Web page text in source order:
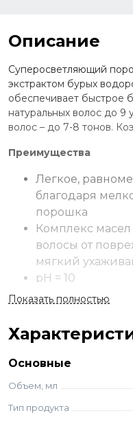
Описание
Суперосветляющий
экстрактом бурых
обеспечивает быстрое
натуральных волос до
волос – до 7‑8 тонов.
Преимущества
Легкое,
благодаря
порошка
Комплекс
волосы от
мягкий
рН = 10
Применение
Для открытых техник
смешивания 1:2. 30 г
10‑20‑30 vol.
Для закрытых техник
5‑10‑20 vol.
Показать полностью
Основные
Объем, мл
Тип продукта